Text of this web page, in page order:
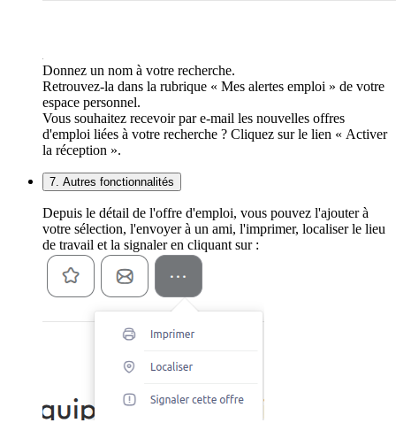
Donnez un nom à votre recherche.
Retrouvez-la dans la rubrique « Mes alertes emploi » de votre
espace personnel.
Vous souhaitez recevoir par e-mail les nouvelles offres
d'emploi liées à votre recherche ? Cliquez sur le lien « Activer
la réception ».
7. Autres fonctionnalités
Depuis le détail de l'offre d'emploi, vous pouvez l'ajouter à
votre sélection, l'envoyer à un ami, l'imprimer, localiser le lieu
de travail et la signaler en cliquant sur :